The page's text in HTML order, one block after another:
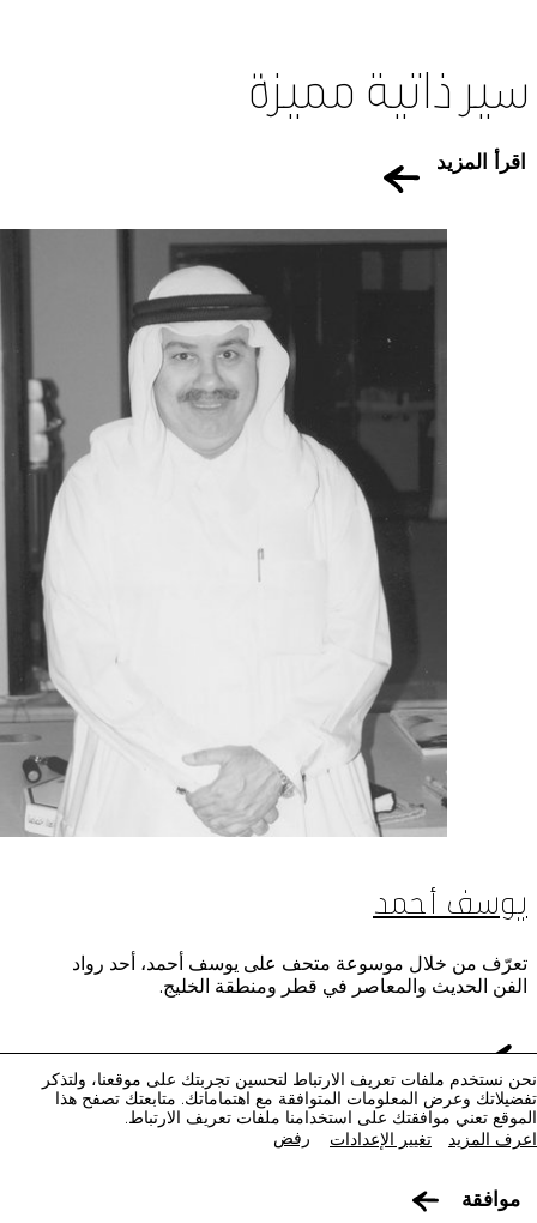
سير ذاتية مميزة
اقرأ المزيد
يوسف أحمد
تعرّف من خلال موسوعة متحف على يوسف أحمد، أحد رواد
الفن الحديث والمعاصر في قطر ومنطقة الخليج.
متاحف قطر على الخريطة
في كافة أنحاء قطر، وتعرف على كل جديد. خطط لزيارتك
الآن أو ابحث عن أحد المرافق أو المواقع على الخريطة.
المتاحف وصالات العرض والمراكز الإبداعية
المواقع الأثرية
التفاصيل
نحن نستخدم ملفات تعريف الارتباط لتحسين تجربتك على موقعنا، ولتذكر
تفضيلاتك وعرض المعلومات المتوافقة مع اهتماماتك. متابعتك تصفح هذا
الموقع تعني موافقتك على استخدامنا ملفات تعريف الارتباط.
اعرف المزيد
تغيير الإعدادات رفض
موافقة